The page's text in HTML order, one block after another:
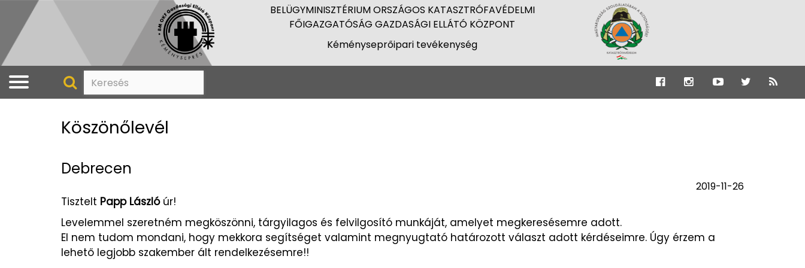
BELÜGYMINISZTÉRIUM ORSZÁGOS KATASZTRÓFAVÉDELMI
FŐIGAZGATÓSÁG GAZDASÁGI ELLÁTÓ KÖZPONT
Kéményseprőipari tevékenység
Köszönőlevél
Debrecen
2019-11-26
Tisztelt Papp Lászlóúr!
Levelemmel szeretném megköszönni, tárgyilagos és felvilgosító munkáját, amelyet megkeresésemre adott.
El nem tudom mondani, hogy mekkora segítséget valamint megnyugtató határozott választ adott kérdéseimre. Úgy érzem a
lehető legjobb szakember ált rendelkezésemre!!